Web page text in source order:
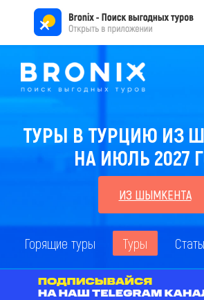
ТУРЫ В ТУРЦИЮ ИЗ
НА ИЮЛЬ 2027
ИЗ ШЫМКЕНТА
Горящие туры Туры